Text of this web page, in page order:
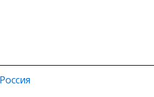
Россия